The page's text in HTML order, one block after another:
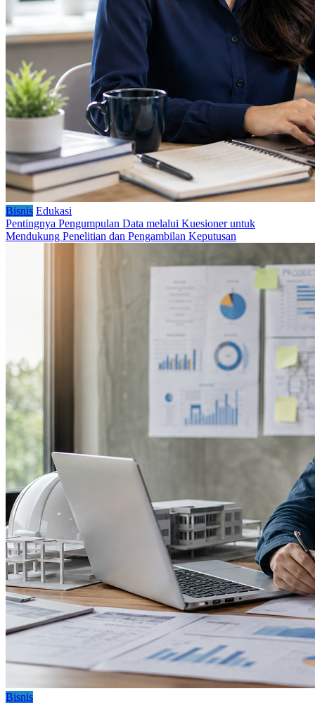
Bisnis Edukasi
Pentingnya Pengumpulan Data melalui Kuesioner untuk
Mendukung Penelitian dan Pengambilan Keputusan
Bisnis